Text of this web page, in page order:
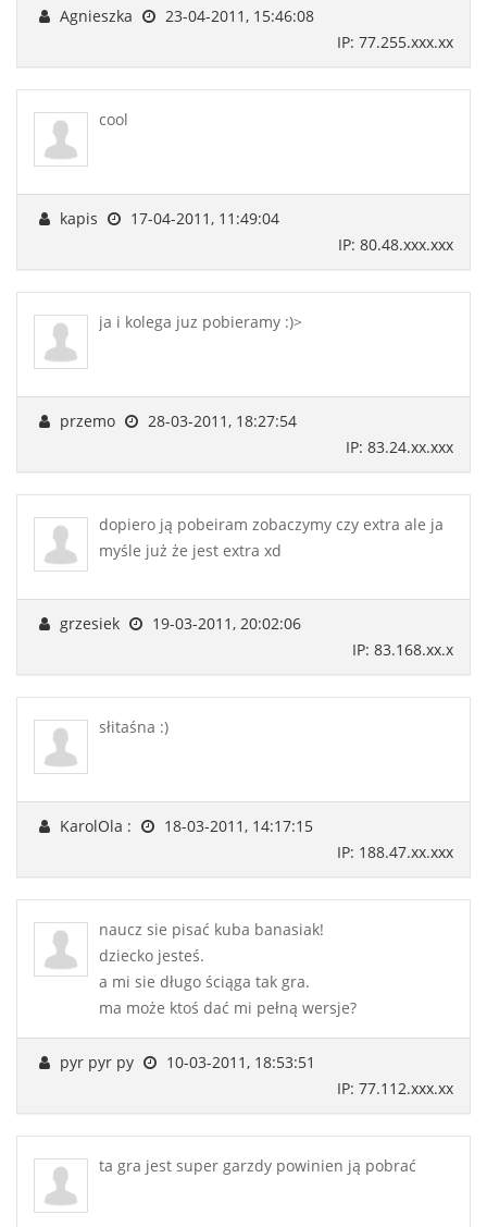
Agnieszka
23-04-2011, 15:46:08
IP: 77.255.xxx.xx
cool
kapis
17-04-2011, 11:49:04
IP: 80.48.xxx.xxx
ja i kolega juz pobieramy :)>
przemo
28-03-2011, 18:27:54
IP: 83.24.xx.xxx
dopiero ją pobeiram zobaczymy czy extra ale ja
myśle już że jest extra xd
grzesiek
19-03-2011, 20:02:06
IP: 83.168.xx.x
słitaśna :)
KarolOla :
18-03-2011, 14:17:15
IP: 188.47.xx.xxx
naucz sie pisać kuba banasiak!
dziecko jesteś.
a mi sie długo ściąga tak gra.
ma może ktoś dać mi pełną wersje?
pyr pyr py
10-03-2011, 18:53:51
IP: 77.112.xxx.xx
ta gra jest super garzdy powinien ją pobrać